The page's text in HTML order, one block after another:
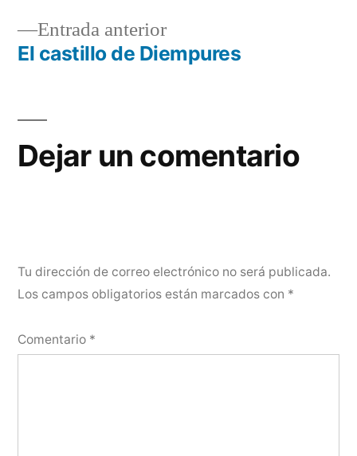
entradas
Entrada anteriorEntrada
anterior:
El castillo de Diempures
Dejar un comentario
Tu dirección de correo electrónico no será publicada.
Los campos obligatorios están marcados con *
Comentario *